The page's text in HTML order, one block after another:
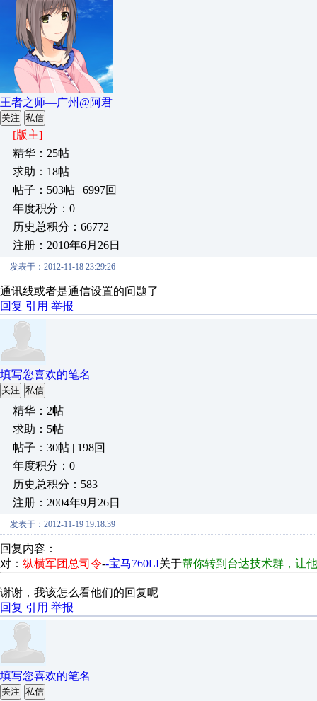
王者之师—广州@阿君
关注 私信
[版主]
精华：25帖
求助：18帖
帖子：503帖 | 6997回
年度积分：0
历史总积分：66772
注册：2010年6月26日
发表于：2012-11-18 23:29:26
通讯线或者是通信设置的问题了
回复 引用 举报
填写您喜欢的笔名
关注 私信
精华：2帖
求助：5帖
帖子：30帖 | 198回
年度积分：0
历史总积分：583
注册：2004年9月26日
发表于：2012-11-19 19:18:39
回复内容：
对： 纵横军团总司令--宝马760LI关于帮你转到台达技术群，让
谢谢，我该怎么看他们的回复呢
回复 引用 举报
填写您喜欢的笔名
关注 私信